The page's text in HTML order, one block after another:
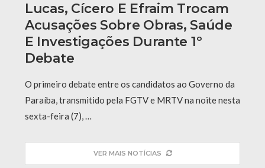
Lucas, Cícero E Efraim Trocam
Acusações Sobre Obras, Saúde
E Investigações Durante 1º
Debate
O primeiro debate entre os candidatos ao Governo da
Paraíba, transmitido pela FGTV e MRTV na noite nesta
sexta-feira (7), …
VER MAIS NOTÍCIAS